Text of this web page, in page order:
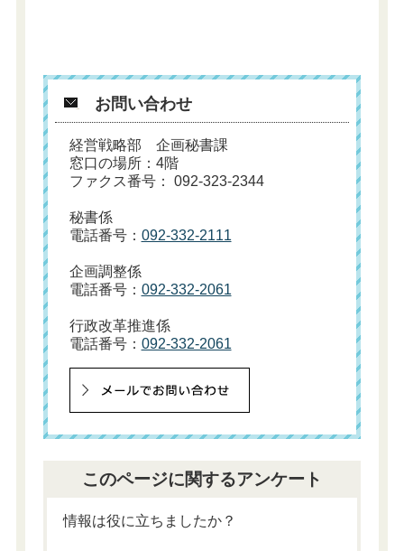
お問い合わせ
経営戦略部 企画秘書課
窓口の場所：4階
ファクス番号： 092-323-2344
秘書係
電話番号： 092-332-2111
企画調整係
電話番号： 092-332-2061
行政改革推進係
電話番号： 092-332-2061
このページに関するアンケート
情報は役に立ちましたか？